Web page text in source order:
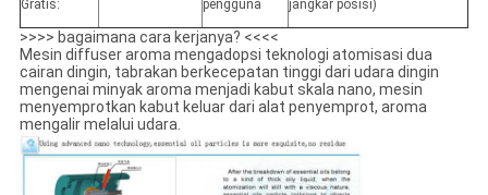
Gratis:
pengguna
jangkar posisi)
>>>> bagaimana cara kerjanya? <<<<
Mesin diffuser aroma mengadopsi teknologi atomisasi dua
cairan dingin, tabrakan berkecepatan tinggi dari udara dingin
mengenai minyak aroma menjadi kabut skala nano, mesin
menyemprotkan kabut keluar dari alat penyemprot, aroma
mengalir melalui udara.